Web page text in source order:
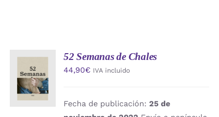
AL
CARRITO
/
DETALLES
52 Semanas de Chales
44,90€ IVA incluido
Fecha de publicación:25 de